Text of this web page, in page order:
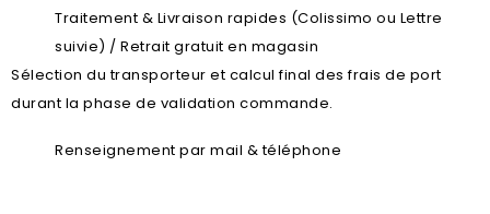
Traitement & Livraison rapides (Colissimo ou Lettre
suivie) / Retrait gratuit en magasin
Sélection du transporteur et calcul final des frais de port
durant la phase de validation commande.
Renseignement par mail & téléphone